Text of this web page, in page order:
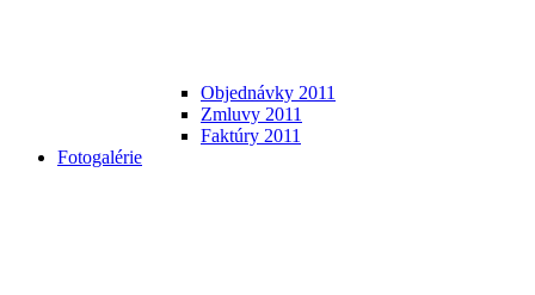
Objednávky 2011
Zmluvy 2011
Faktúry 2011
Fotogalérie